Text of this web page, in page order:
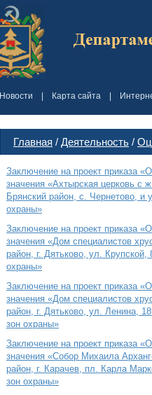
Новости Карта сайта
Главная / Деятельность /
Заключение на проект приказа
значения «Ахтырская церковь с
Брянский район, с. Чернетово, и
охраны»
Заключение на проект приказа
значения «Дом специалистов
район, г. Дятьково, ул.
охраны»
Заключение на проект приказа
значения «Дом специалистов
район, г. Дятьково, ул. Ленина,
зон охраны»
Заключение на проект приказа
значения «Собор Михаила
район, г. Карачев, пл. Карла
зон охраны»